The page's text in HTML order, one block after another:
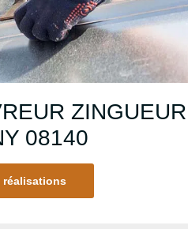
ZINGUEUR
08140
réalisations